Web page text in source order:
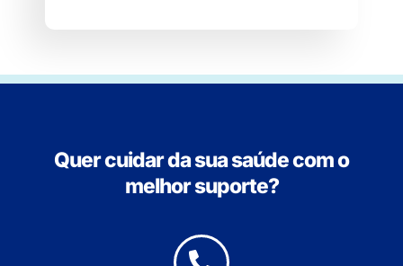
Quer cuidar da sua saúde com o
melhor suporte?